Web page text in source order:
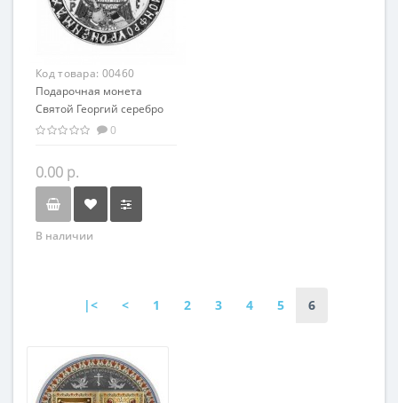
Код товара: 00460
Подарочная монета
Святой Георгий серебро
50.00 гр - из серии
Христианство
0
0.00 р.
В наличии
|< < 1 2 3 4 5 6